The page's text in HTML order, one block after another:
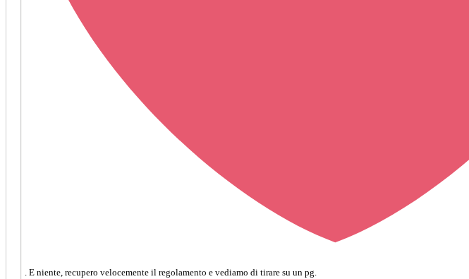
. E niente, recupero velocemente il regolamento e vediamo di tirare su un pg.